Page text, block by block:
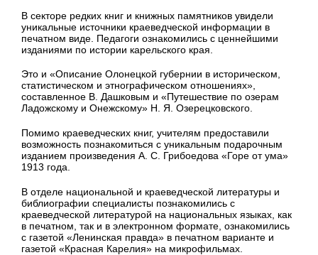
В секторе редких книг и книжных памятников увидели
уникальные источники краеведческой информации в
печатном виде. Педагоги ознакомились с ценнейшими
изданиями по истории карельского края.
Это и «Описание Олонецкой губернии в историческом,
статистическом и этнографическом отношениях»,
составленное В. Дашковым и «Путешествие по озерам
Ладожскому и Онежскому» Н. Я. Озерецковского.
Помимо краеведческих книг, учителям предоставили
возможность познакомиться с уникальным подарочным
изданием произведения А. С. Грибоедова «Горе от ума»
1913 года.
В отделе национальной и краеведческой литературы и
библиографии специалисты познакомились с
краеведческой литературой на национальных языках, как
в печатном, так и в электронном формате, ознакомились
с газетой «Ленинская правда» в печатном варианте и
газетой «Красная Карелия» на микрофильмах.